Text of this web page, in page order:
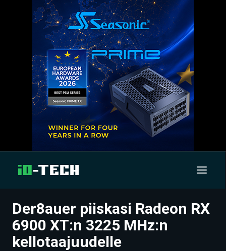
UUTISET
ARTIKKELIT
Der8auer piiskasi Radeon RX
6900 XT:n 3225 MHz:n
kellotaajuudelle